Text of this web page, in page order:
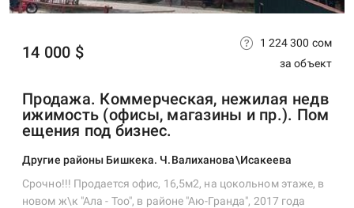
Продажа. Коммерческая, нежилая недв
ижимость (офисы, магазины и пр.). Пом
ещения под бизнес.
Другие районы Бишкека. Ч.Валиханова\Исакеева
14 000 $
1 224 300 сом
за объект
Срочно!!! Продается офис, 16,5м2, на цокольном этаже, в
новом ж\к "Ала - Тоо", в районе "Аю-Гранда", 2017 года